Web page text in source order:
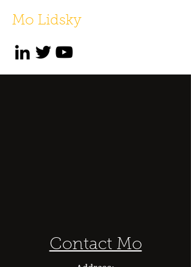
Mo Lidsky
Contact Mo